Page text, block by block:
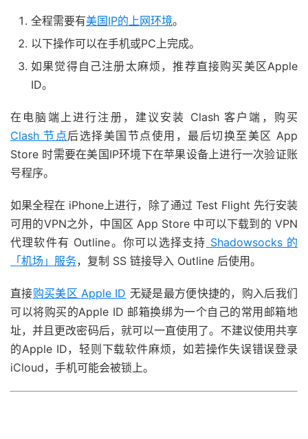
全程需要有美国IP的上网环境。
以下操作可以在手机或PC上完成。
如果觉得自己注册太麻烦，推荐直接购买美区Apple
ID。
在电脑端上进行注册，建议安装 Clash 客户端，购买
Clash 节点后选择美国节点使用，最后切换至美区 App
Store 时需要在美国IP环境下在苹果设备上进行一次验证账
号程序。
如果全程在 iPhone上进行，除了通过 Test Flight 先行安装
可用的VPN之外，中国区 App Store 中可以下载到的 VPN
代理软件有 Outline。你可以选择支持 Shadowsocks 的
「机场」服务，复制 SS 链接导入 Outline 后使用。
直接购买美区 Apple ID 无疑是最方便快捷的，购入后我们
可以将购买的Apple ID 邮箱换绑为一个自己的常用邮箱地
址，并且更改密码后，就可以一直使用了。不建议使用共享
的Apple ID，轻则下载软件麻烦，如若操作失误错误登录
iCloud，手机可能会被锁上。